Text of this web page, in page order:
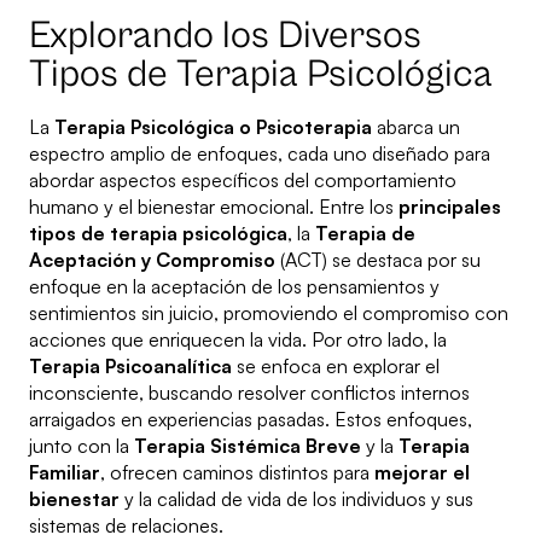
Explorando los Diversos
Tipos de Terapia Psicológica
La Terapia Psicológica o Psicoterapia abarca un
espectro amplio de enfoques, cada uno diseñado para
abordar aspectos específicos del comportamiento
humano y el bienestar emocional. Entre los principales
tipos de terapia psicológica, la Terapia de
Aceptación y Compromiso (ACT) se destaca por su
enfoque en la aceptación de los pensamientos y
sentimientos sin juicio, promoviendo el compromiso con
acciones que enriquecen la vida. Por otro lado, la
Terapia Psicoanalítica se enfoca en explorar el
inconsciente, buscando resolver conflictos internos
arraigados en experiencias pasadas. Estos enfoques,
junto con la Terapia Sistémica Breve y la Terapia
Familiar, ofrecen caminos distintos para mejorar el
bienestar y la calidad de vida de los individuos y sus
sistemas de relaciones.